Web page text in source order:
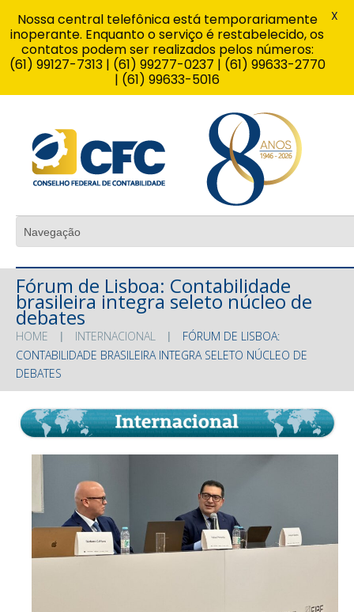
Fórum de Lisboa: Contabilidade
brasileira integra seleto núcleo de
debates
HOME INTERNACIONAL
FÓRUM DE LISBOA:
CONTABILIDADE BRASILEIRA INTEGRA SELETO NÚCLEO DE
DEBATES
Nossa central telefônica está temporariamente
inoperante. Enquanto o serviço é restabelecido, os
contatos podem ser realizados pelos números:
(61) 99127-7313 | (61) 99277-0237 | (61) 99633-2770
| (61) 99633-5016
X